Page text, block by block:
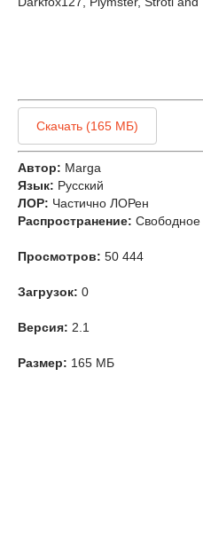
Скачать (165 МБ)
Автор: Marga
Язык: Русский
ЛОР: Частично ЛОРен
Распространение: Свободное
Просмотров: 50 444
Загрузок: 0
Версия: 2.1
Размер: 165 МБ